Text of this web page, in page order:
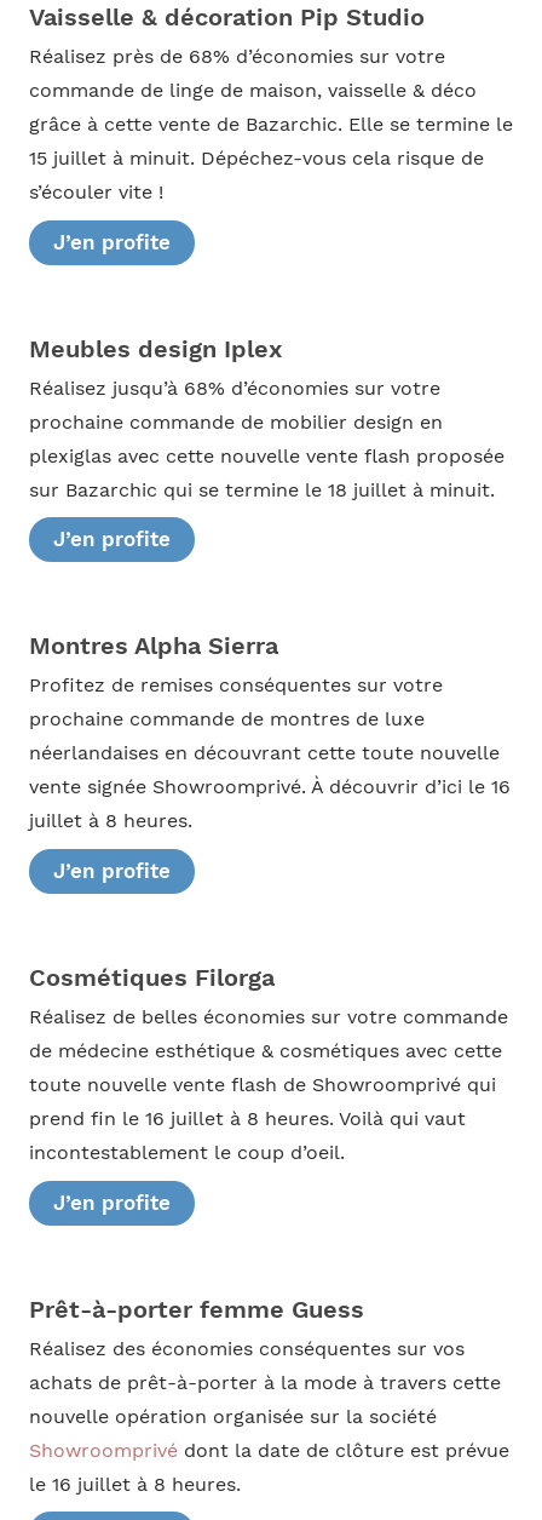
Vaisselle & décoration Pip Studio
Réalisez près de 68% d’économies sur votre
commande de linge de maison, vaisselle & déco
grâce à cette vente de Bazarchic. Elle se termine le
15 juillet à minuit. Dépéchez-vous cela risque de
s’écouler vite !
J’en profite
Meubles design Iplex
Réalisez jusqu’à 68% d’économies sur votre
prochaine commande de mobilier design en
plexiglas avec cette nouvelle vente flash proposée
sur Bazarchic qui se termine le 18 juillet à minuit.
J’en profite
Montres Alpha Sierra
Profitez de remises conséquentes sur votre
prochaine commande de montres de luxe
néerlandaises en découvrant cette toute nouvelle
vente signée Showroomprivé. À découvrir d’ici le 16
juillet à 8 heures.
J’en profite
Cosmétiques Filorga
Réalisez de belles économies sur votre commande
de médecine esthétique & cosmétiques avec cette
toute nouvelle vente flash de Showroomprivé qui
prend fin le 16 juillet à 8 heures. Voilà qui vaut
incontestablement le coup d’oeil.
J’en profite
Prêt-à-porter femme Guess
Réalisez des économies conséquentes sur vos
achats de prêt-à-porter à la mode à travers cette
nouvelle opération organisée sur la société
Showroomprivédont la date de clôture est prévue
le 16 juillet à 8 heures.